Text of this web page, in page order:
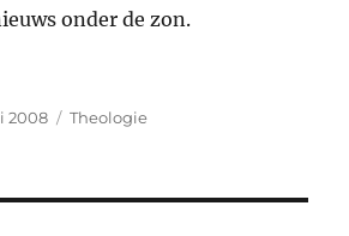
onder de zon.
2008 Categorieën
Theologie